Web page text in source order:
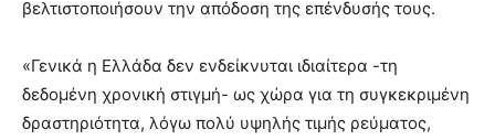
βελτιστοποιήσουν την απόδοση της επένδυσής τους.
«Γενικά η Ελλάδα δεν ενδείκνυται ιδιαίτερα -τη
δεδομένη χρονική στιγμή- ως χώρα για τη συγκεκριμένη
δραστηριότητα, λόγω πολύ υψηλής τιμής ρεύματος,